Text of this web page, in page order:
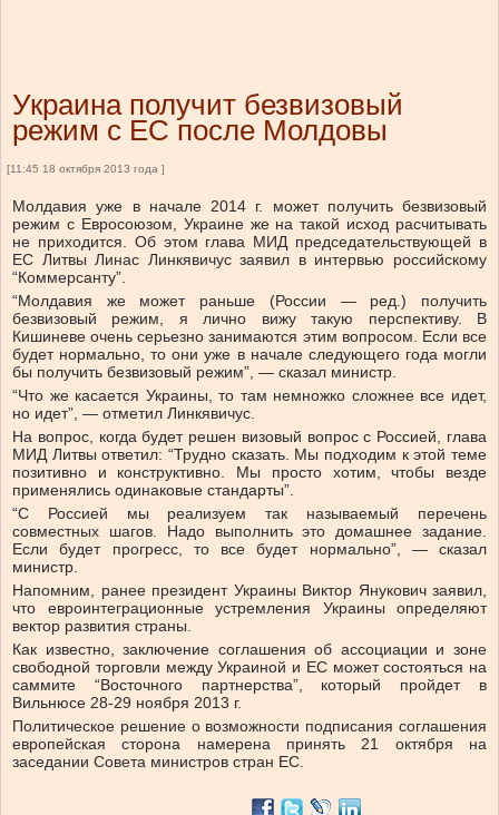
Украина получит безвизовый
режим с ЕС после Молдовы
[11:45 18 октября 2013 года ]
Молдавия уже в начале 2014 г. может получить безвизовый
режим с Евросоюзом, Украине же на такой исход расчитывать
не приходится. Об этом глава МИД председательствующей в
ЕС Литвы Линас Линкявичус заявил в интервью российскому
“Коммерсанту”.
“Молдавия же может раньше (России — ред.) получить
безвизовый режим, я лично вижу такую перспективу. В
Кишиневе очень серьезно занимаются этим вопросом. Если все
будет нормально, то они уже в начале следующего года могли
бы получить безвизовый режим”, — сказал министр.
“Что же касается Украины, то там немножко сложнее все идет,
но идет”, — отметил Линкявичус.
На вопрос, когда будет решен визовый вопрос с Россией, глава
МИД Литвы ответил: “Трудно сказать. Мы подходим к этой теме
позитивно и конструктивно. Мы просто хотим, чтобы везде
применялись одинаковые стандарты”.
“С Россией мы реализуем так называемый перечень
совместных шагов. Надо выполнить это домашнее задание.
Если будет прогресс, то все будет нормально”, — сказал
министр.
Напомним, ранее президент Украины Виктор Янукович заявил,
что евроинтеграционные устремления Украины определяют
вектор развития страны.
Как известно, заключение соглашения об ассоциации и зоне
свободной торговли между Украиной и ЕС может состояться на
саммите “Восточного партнерства”, который пройдет в
Вильнюсе 28‑29 ноября 2013 г.
Политическое решение о возможности подписания соглашения
европейская сторона намерена принять 21 октября на
заседании Совета министров стран ЕС.